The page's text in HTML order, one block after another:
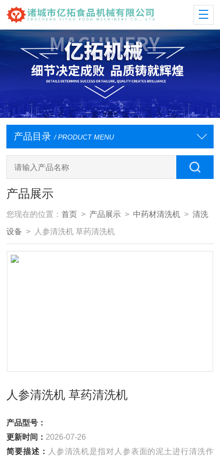
产品目录 / PRODUCT MENU
产品展示
您现在的位置：首页 > 产品展示 > 中药材清洗机 >清洗
设备 > 人参清洗机 草药清洗机
人参清洗机 草药清洗机
产品型号：
更新时间： 2026-07-26
简要描述：
人参清洗机是指对人参表面的泥土进行清洗作